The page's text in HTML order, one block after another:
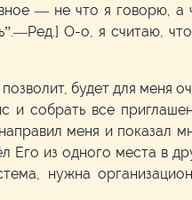
— не что я говорю, а
О-о, я считаю,
будет для меня
и собрать все
меня и показал
Его из одного места в
нужна